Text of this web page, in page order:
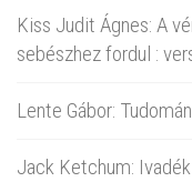
Kiss Judit Ágnes: A
sebészhez fordul :
Lente Gábor:
Jack Ketchum: Ivadék